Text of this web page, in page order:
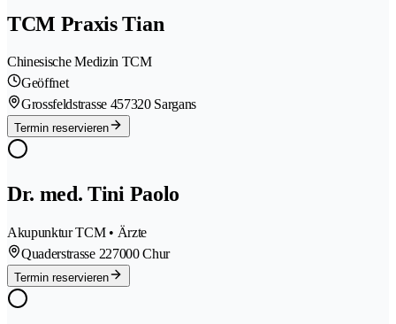
TCM Praxis Tian
Chinesische Medizin TCM
Geöffnet
Grossfeldstrasse 457320 Sargans
Termin reservieren
Dr. med. Tini Paolo
Akupunktur TCM • Ärzte
Quaderstrasse 227000 Chur
Termin reservieren